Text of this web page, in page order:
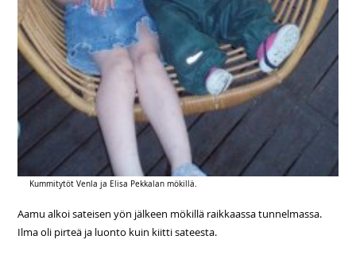
Kummitytöt Venla ja Elisa Pekkalan mökillä.
Aamu alkoi sateisen yön jälkeen mökillä raikkaassa tunnelmassa.
Ilma oli pirteä ja luonto kuin kiitti sateesta.